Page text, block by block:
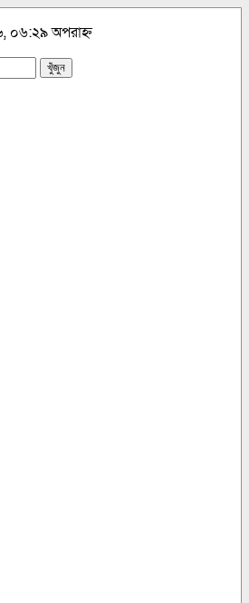
০৬:২৯ অপরাহ্ন
খুঁজুন